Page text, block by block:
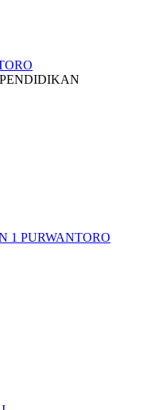
1 PURWANTORO